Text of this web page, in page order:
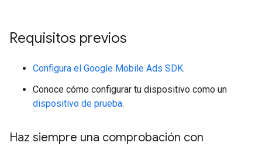
Requisitos previos
Configura el Google Mobile Ads SDK.
Conoce cómo configurar tu dispositivo como un
dispositivo de prueba.
Haz siempre una comprobación con